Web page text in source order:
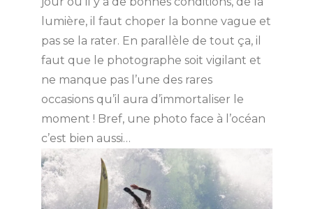
lumière, il faut choper la bonne vague et
pas se la rater. En parallèle de tout ça, il
faut que le photographe soit vigilant et
ne manque pas l’une des rares
occasions qu’il aura d’immortaliser le
moment ! Bref, une photo face à l’océan
c’est bien aussi…